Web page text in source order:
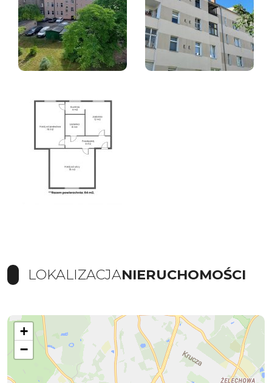
LOKALIZACJANIERUCHOMOŚCI
+
−